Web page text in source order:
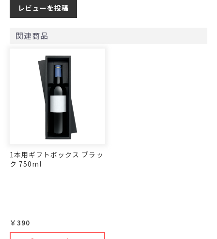
レビューを投稿
関連商品
1本用ギフトボックス ブラッ
ク 750ml
￥390